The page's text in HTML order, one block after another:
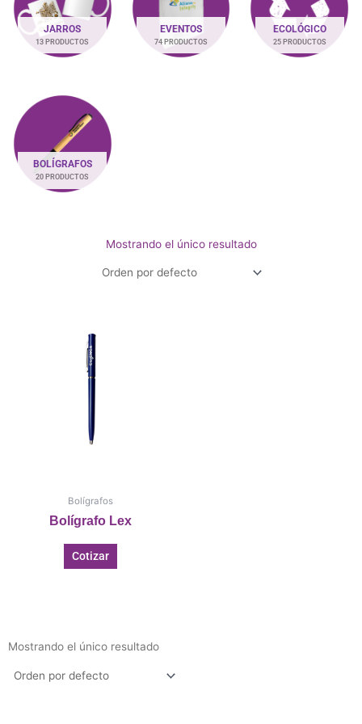
JARROS
13 PRODUCTOS
EVENTOS
74 PRODUCTOS
ECOLÓGICO
25 PRODUCTOS
BOLÍGRAFOS
20 PRODUCTOS
Mostrando el único resultado
Bolígrafos
Bolígrafo Lex
Cotizar
Mostrando el único resultado